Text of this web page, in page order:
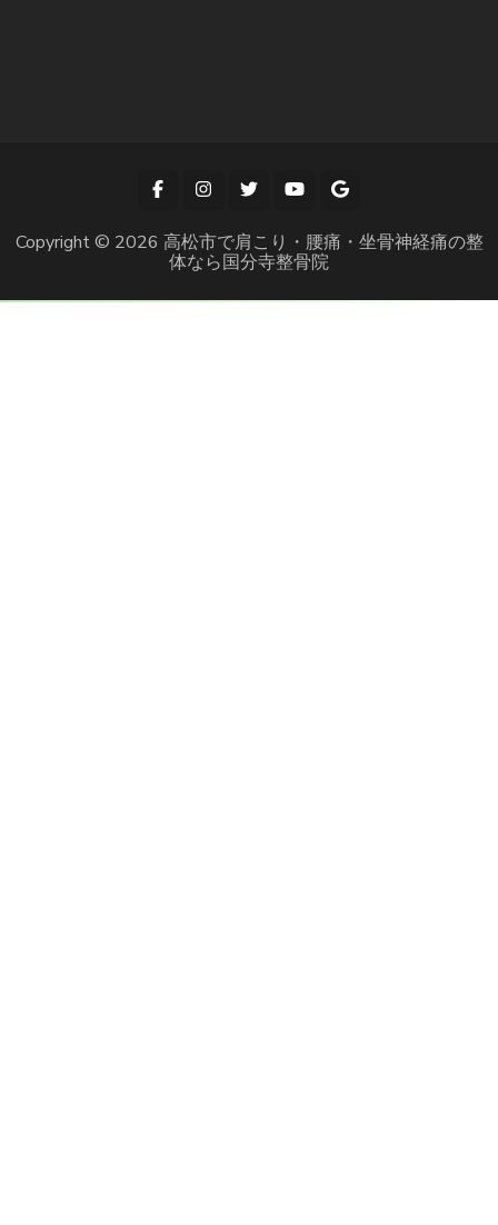
Copyright © 2026 高松市で肩こり・腰痛・坐骨神経痛の整
体なら国分寺整骨院